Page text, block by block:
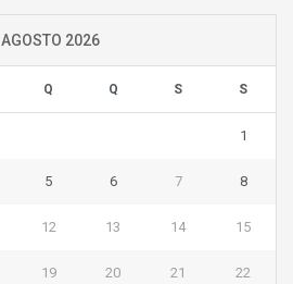
AGOSTO 2026
Q Q S S
1
5 6 7 8
12 13 14 15
19 20 21 22